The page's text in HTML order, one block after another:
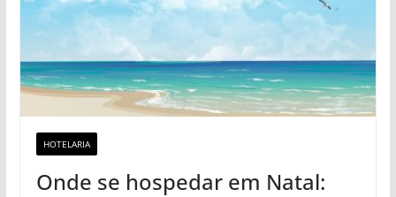
HOTELARIA
Onde se hospedar em Natal: